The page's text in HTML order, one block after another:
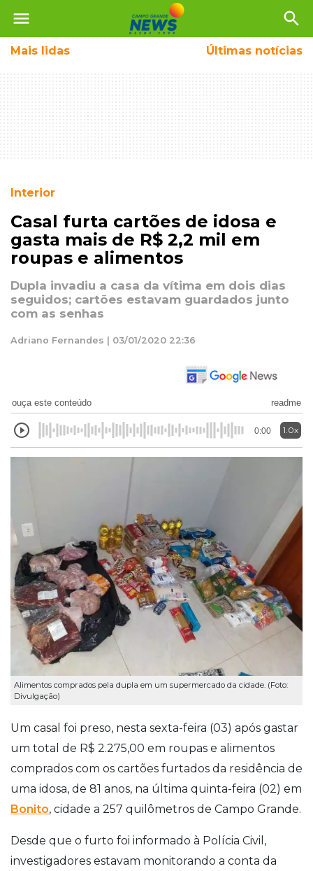
menu search
Mais lidas Últimas notícias
Interior
Casal furta cartões de idosa e
gasta mais de R$ 2,2 mil em
roupas e alimentos
Dupla invadiu a casa da vítima em dois dias
seguidos; cartões estavam guardados junto
com as senhas
Adriano Fernandes | 03/01/2020 22:36
ouça este conteúdo readme
0:00 1.0x
Alimentos comprados pela dupla em um supermercado da cidade. (Foto:
Divulgação)
Um casal foi preso, nesta sexta-feira (03) após gastar
um total de R$ 2.275,00 em roupas e alimentos
comprados com os cartões furtados da residência de
uma idosa, de 81 anos, na última quinta-feira (02) em
Bonito, cidade a 257 quilômetros de Campo Grande.
Desde que o furto foi informado à Polícia Civil,
investigadores estavam monitorando a conta da